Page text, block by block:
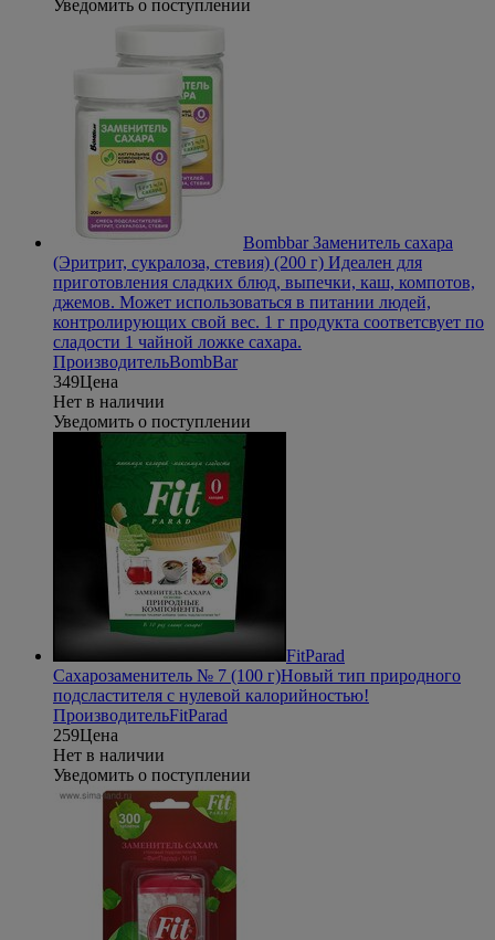
Уведомить о поступлении
Bombbar Заменитель сахара
(Эритрит, сукралоза, стевия) (200 г) Идеален для
приготовления сладких блюд, выпечки, каш, компотов,
джемов. Может использоваться в питании людей,
контролирующих свой вес. 1 г продукта соответсвует по
сладости 1 чайной ложке сахара.
ПроизводительBombBar
349Цена
Нет в наличии
Уведомить о поступлении
FitParad
Сахарозаменитель № 7 (100 г)Новый тип природного
подсластителя с нулевой калорийностью!
ПроизводительFitParad
259Цена
Нет в наличии
Уведомить о поступлении